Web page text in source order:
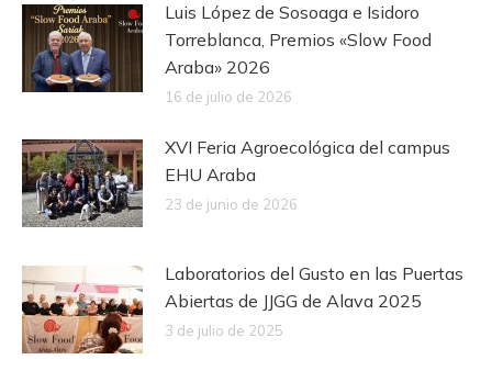
Luis López de Sosoaga e Isidoro
Torreblanca, Premios «Slow Food
Araba» 2026
16 de julio de 2026
XVI Feria Agroecológica del campus
EHU Araba
23 de junio de 2026
Laboratorios del Gusto en las Puertas
Abiertas de JJGG de Alava 2025
3 de julio de 2025